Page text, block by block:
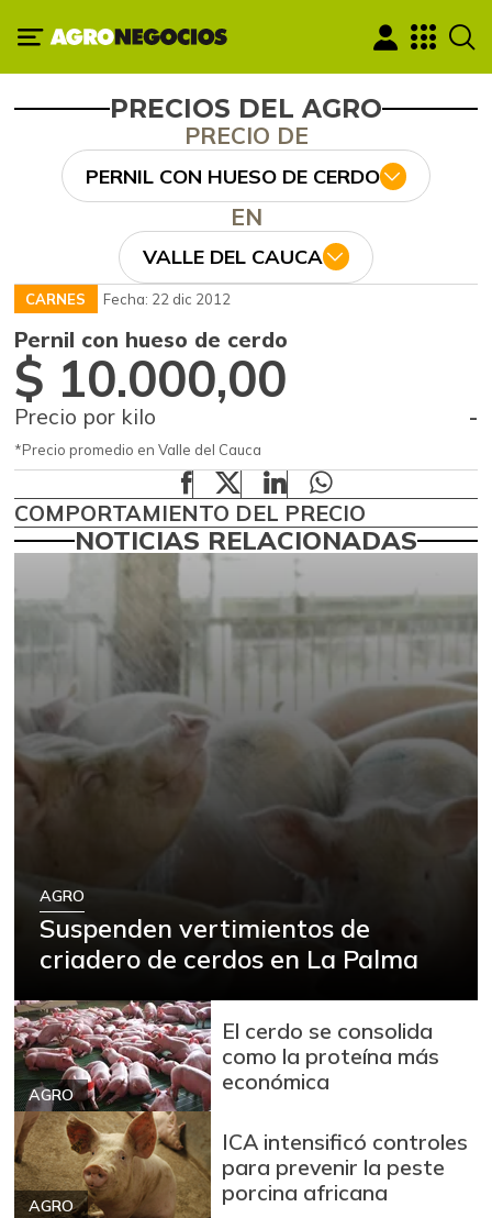
PRECIOS DEL AGRO
PRECIO DE
PERNIL CON HUESO DE CERDO
EN
VALLE DEL CAUCA
CARNES Fecha: 22 dic 2012
Pernil con hueso de cerdo
$ 10.000,00
Precio por kilo -
*Precio promedio en Valle del Cauca
COMPORTAMIENTO DEL PRECIO
NOTICIAS RELACIONADAS
AGRO
Suspenden vertimientos de
criadero de cerdos en La Palma
AGRO
El cerdo se consolida
como la proteína más
económica
AGRO
ICA intensificó controles
para prevenir la peste
porcina africana